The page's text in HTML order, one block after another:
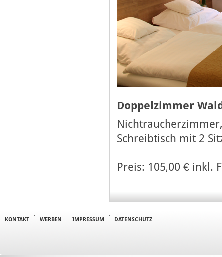
Doppelzimmer
Schreibtisch mit 2
Preis: 105,00 € inkl.
KONTAKT WERBEN IMPRESSUM DATENSCHUTZ